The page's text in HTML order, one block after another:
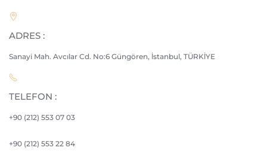
ADRES :
Sanayi Mah. Avcılar Cd. No:6 Güngören, İstanbul, TÜRKİYE
TELEFON :
+90 (212) 553 07 03
+90 (212) 553 22 84